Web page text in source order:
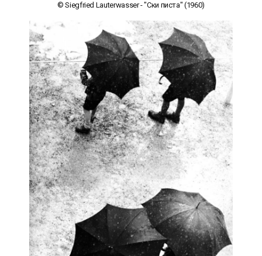
© Siegfried Lauterwasser - "Ски писта" (1960)